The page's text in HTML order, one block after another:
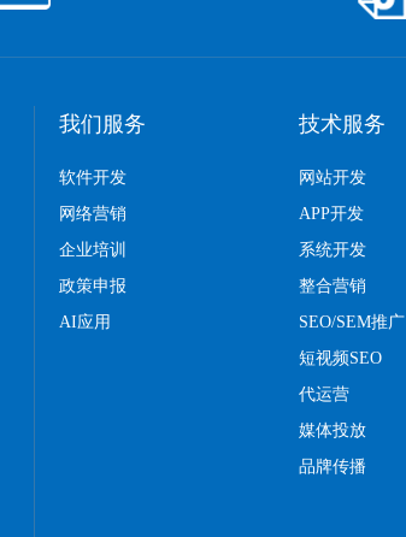
我们服务
软件开发
网络营销
企业培训
政策申报
AI应用
技术服务
网站开发
APP开发
系统开发
整合营销
SEO/SEM推广
短视频SEO
代运营
媒体投放
品牌传播